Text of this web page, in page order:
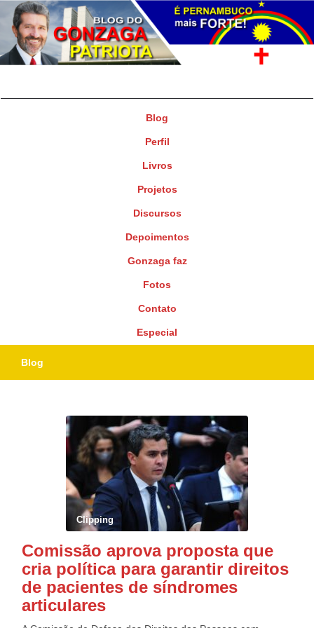
Blog
Perfil
Livros
Projetos
Discursos
Depoimentos
Gonzaga faz
Fotos
Contato
Especial
Blog
Clipping
Comissão aprova proposta que
cria política para garantir direitos
de pacientes de síndromes
articulares